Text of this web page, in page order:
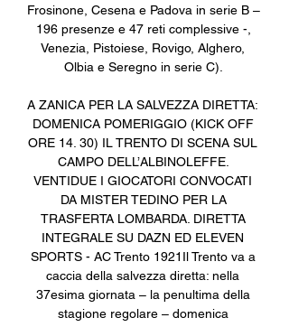
Frosinone, Cesena e Padova in serie B –
196 presenze e 47 reti complessive -,
Venezia, Pistoiese, Rovigo, Alghero,
Olbia e Seregno in serie C).
A ZANICA PER LA SALVEZZA DIRETTA:
DOMENICA POMERIGGIO (KICK OFF
ORE 14. 30) IL TRENTO DI SCENA SUL
CAMPO DELL’ALBINOLEFFE.
VENTIDUE I GIOCATORI CONVOCATI
DA MISTER TEDINO PER LA
TRASFERTA LOMBARDA. DIRETTA
INTEGRALE SU DAZN ED ELEVEN
SPORTS - AC Trento 1921Il Trento va a
caccia della salvezza diretta: nella
37esima giornata – la penultima della
stagione regolare – domenica